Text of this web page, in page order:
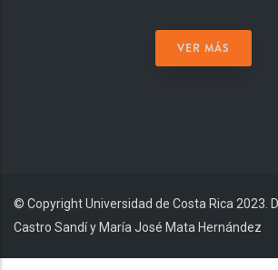
VER MÁS
© Copyright Universidad de Costa Rica 2023.
Castro Sandí y María José Mata Hernández